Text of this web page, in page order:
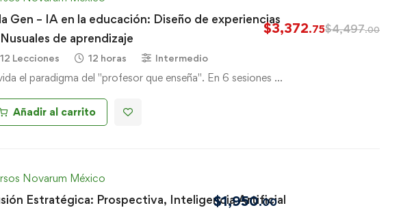
Gen – IA en la educación: Diseño de experiencias
de aprendizaje
12 Lecciones 12 horas Intermedio
el paradigma del "profesor que enseña". En 6 sesiones …
$3,372.75$4,497.00
Añadir al carrito
Novarum México
Estratégica: Prospectiva, Inteligencia Artificial
$1,950.00